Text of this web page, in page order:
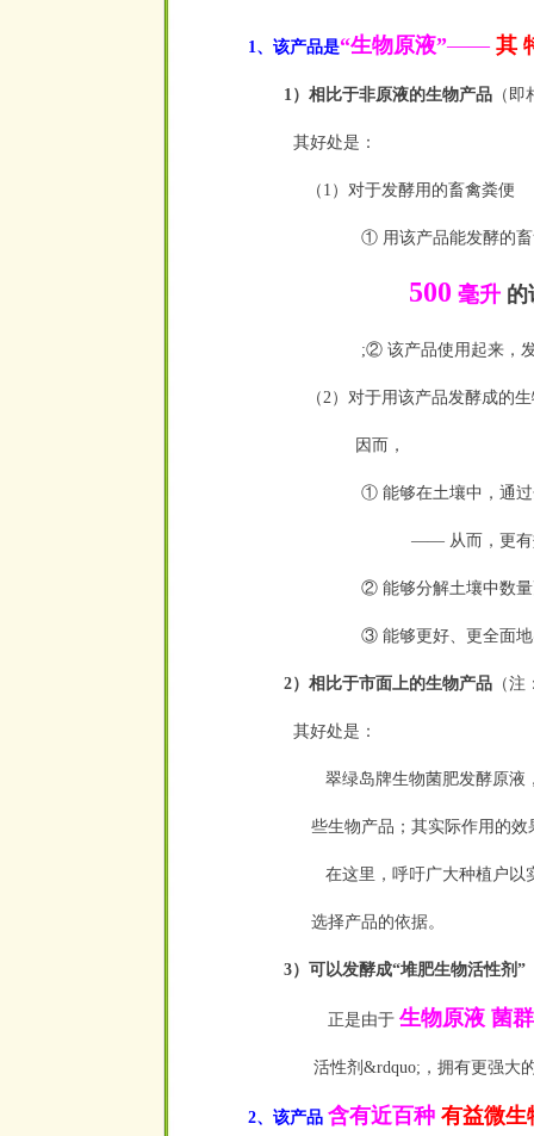
1、该产品是“生物原液”—— 其
1）相比于非原液的生物产品 （
其好处是：
（1）对于发酵用的畜禽粪便
① 用该产品能发酵的
500 毫升的
;② 该产品使用起来，
（2）对于用该产品发酵成
因而，
① 能够在土壤中，通
—— 从而，更有
② 能够分解土壤中数
③ 能够更好、更全面
2）相比于市面上的生物产品 （
其好处是：
翠绿岛牌生物菌肥发酵原液
些生物产品；其实际作用的
在这里，呼吁广大种植户以
选择产品的依据。
3）可以发酵成“堆肥生物活性剂”
正是由于 生物原液 菌
活性剂&rdquo;，拥有更强大
2、该产品 含有近百种 有益微生